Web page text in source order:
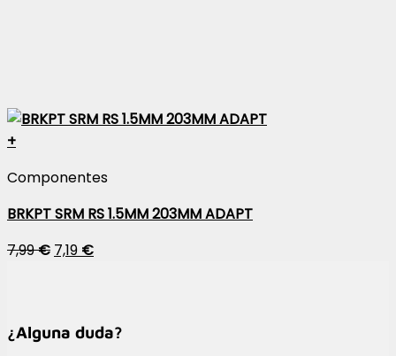
+
Componentes
BRKPT SRM RS 1.5MM 203MM ADAPT
7,99€ 7,19 €
¿Alguna duda?